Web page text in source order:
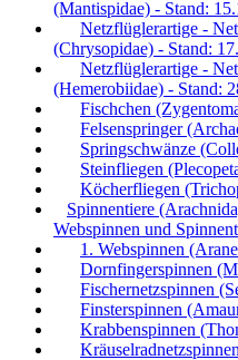
(Mantispidae) - Stand:
Netzflüglerartige -
(Chrysopidae) - Stand:
Netzflüglerartige -
(Hemerobiidae) - Stand:
Fischchen
Felsenspringer
Springschwänze
Steinfliegen
Köcherfliegen
Spinnentiere
Webspinnen und
1. Webspinnen
Dornfingerspinnen
Fischernetzspinnen
Finsterspinnen
Krabbenspinnen